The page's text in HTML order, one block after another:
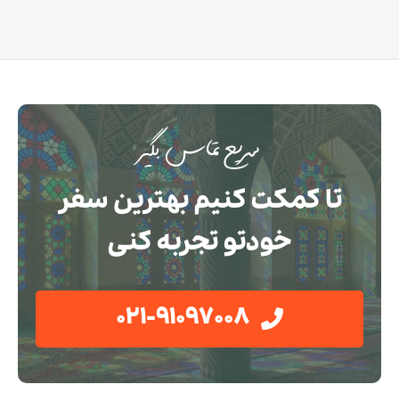
سریع تماس بگیر
تا کمکت کنیم بهترین سفر
خودتو تجربه کنی
021-91097008